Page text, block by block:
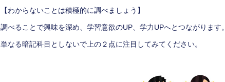
【わからないことは積極的に調べましょう】
調べることで興味を深め、学習意欲のUP、学力UPへとつながります。
単なる暗記科目としないで上の２点に注目してみてください。